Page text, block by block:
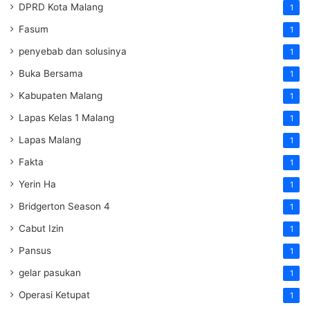
DPRD Kota Malang 1
Fasum 1
penyebab dan solusinya 1
Buka Bersama 1
Kabupaten Malang 1
Lapas Kelas 1 Malang 1
Lapas Malang 1
Fakta 1
Yerin Ha 1
Bridgerton Season 4 1
Cabut Izin 1
Pansus 1
gelar pasukan 1
Operasi Ketupat 1